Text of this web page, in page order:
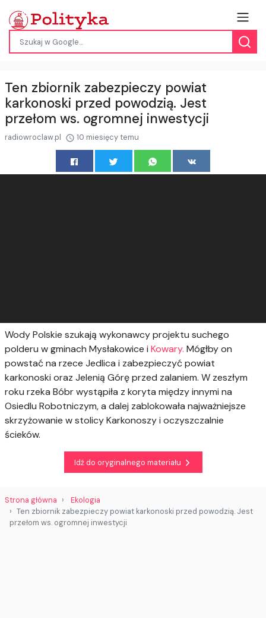
Ten zbiornik zabezpieczy powiat
karkonoski przed powodzią. Jest
przełom ws. ogromnej inwestycji
radiowroclaw.pl 10 miesięcy temu
Wody Polskie szukają wykonawcy projektu suchego
polderu w gminach Mysłakowice i Kowary. Mógłby on
powstać na rzece Jedlica i zabezpieczyć powiat
karkonoski oraz Jelenią Górę przed zalaniem. W zeszłym
roku rzeka Bóbr wystąpiła z koryta między innymi na
Osiedlu Robotniczym, a dalej zablokowała najważniejsze
skrzyżowanie w stolicy Karkonoszy i oczyszczalnie
ścieków.
Idź do oryginalnego materiału
Strona główna
Ekologia
Ten zbiornik zabezpieczy powiat karkonoski przed powodzią. Jest
przełom ws. ogromnej inwestycji